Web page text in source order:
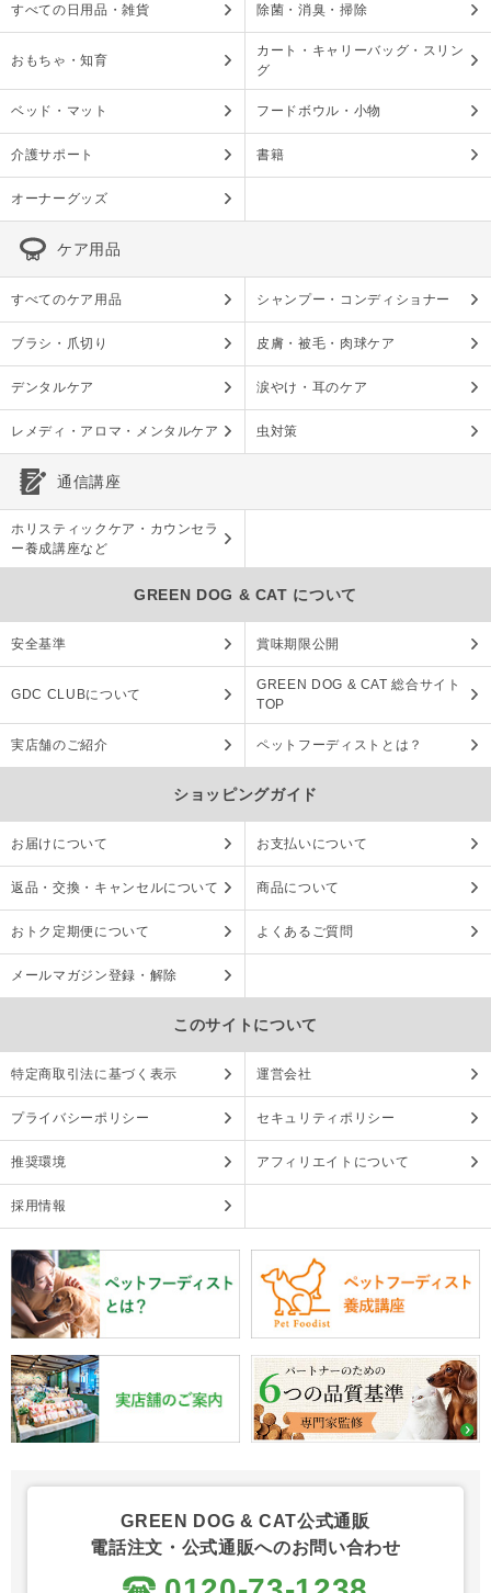
すべての日用品・雑貨 除菌・消臭・掃除
おもちゃ・知育
カート・キャリーバッグ・スリン
グ
ベッド・マット フードボウル・小物
介護サポート 書籍
オーナーグッズ
ケア用品
すべてのケア用品 シャンプー・コンディショナー
ブラシ・爪切り 皮膚・被毛・肉球ケア
デンタルケア 涙やけ・耳のケア
レメディ・アロマ・メンタルケア 虫対策
通信講座
ホリスティックケア・カウンセラ
ー養成講座など
GREEN DOG & CAT について
安全基準 賞味期限公開
GDC CLUBについて
GREEN DOG & CAT 総合サイト
TOP
実店舗のご紹介 ペットフーディストとは？
ショッピングガイド
お届けについて お支払いについて
返品・交換・キャンセルについて 商品について
おトク定期便について よくあるご質問
メールマガジン登録・解除
このサイトについて
特定商取引法に基づく表示 運営会社
プライバシーポリシー セキュリティポリシー
推奨環境 アフィリエイトについて
採用情報
GREEN DOG & CAT公式通販
電話注文・公式通販へのお問い合わせ